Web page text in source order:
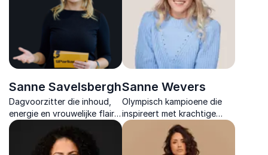
Sanne Savelsbergh
Dagvoorzitter die inhoud,
energie en vrouwelijke flair
samenbrengt met een
scherp oog voor verhaal.
Sanne Wevers
Olympisch kampioene die
inspireert met krachtige
inzichten in focus,
veerkracht en duurzaam
presteren, toepasbaar voor